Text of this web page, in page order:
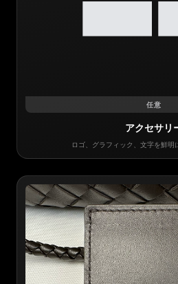
任意
アクセサリ
ロゴ、グラフィック、文字を鮮明